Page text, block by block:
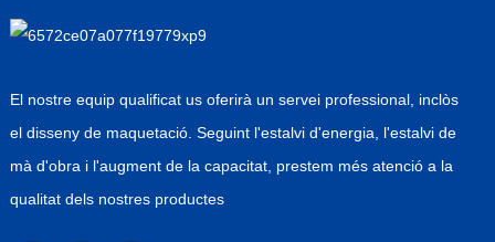
El nostre equip qualificat us oferirà un servei professional, inclòs
el disseny de maquetació. Seguint l'estalvi d'energia, l'estalvi de
mà d'obra i l'augment de la capacitat, prestem més atenció a la
qualitat dels nostres productes